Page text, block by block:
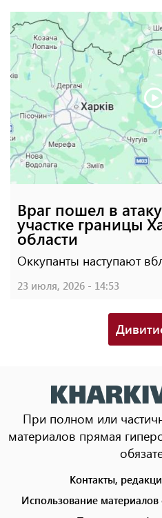
Враг пошел в
участке границы
области
Оккупанты наступают
23 июля, 2026 - 14:53
При полном или
материалов прямая
menu
Контакты,
Использование материалов